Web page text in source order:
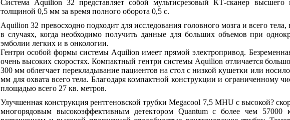
Система Aquilion 32 представляет собой мультисрезовый КТ-сканер
толщиной 0,5 мм за время полного оборота 0,5 с.
Aquilion 32 превосходно подходит для исследования головного мозга и всего
в случаях, когда необходимо получить данные для больших объемов при
эмболии легких и в онкологии.
Гентри особой формы системы Aquilion имеет прямой электропривод.
очень высоких скоростях. Компактный гентри системы Aquilion отличается
300 мм облегчает перекладывание пациентов на стол с низкой кушетки или
мм для охвата всего тела. Благодаря компактной конструкции и
площадью всего 27 кв. метров.
Улучшенная конструкция рентгеновской трубки Megacool 7,5 MHU с высокой?
многорядовым высокоэффективным детектором Quantum с более чем 57000